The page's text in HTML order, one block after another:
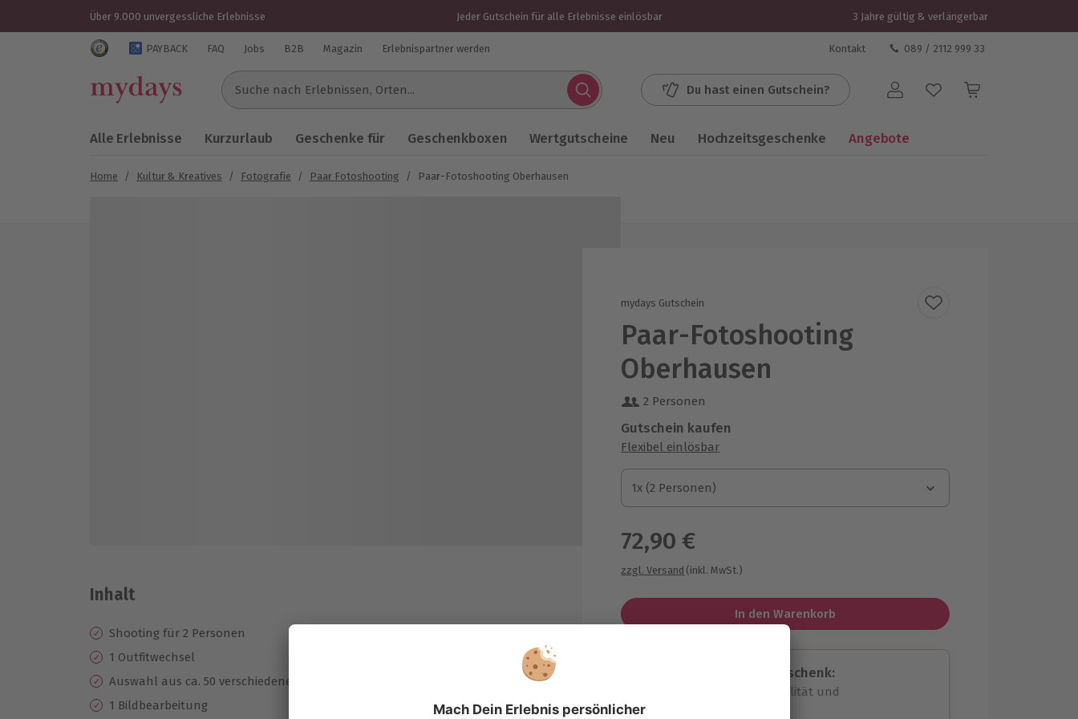
Über 9.000 unvergessliche Erlebnisse Jeder Gutschein für alle Erlebnisse einlösbar 3 Jahre gültig & verlängerbar
Trustedshops Bewertungen für mydays.de
PAYBACK FAQ Jobs B2B Magazin Erlebnispartner werden Kontakt 089 / 2112 999 33
Suche nach Erlebnissen...
Du hast einen Gutschein? Benutzerkonto
Alle Erlebnisse Kurzurlaub Geschenke für Geschenkboxen Wertgutscheine Neu Hochzeitsgeschenke Angebote
Home / Kultur & Kreatives / Fotografie / Paar Fotoshooting / Paar-Fotoshooting Oberhausen
mydays Gutschein
Paar-Fotoshooting
Oberhausen
2 Personen
Gutschein kaufen
Flexibel einlösbar
1x (2 Personen)
1x (2 Personen)
1x (2 Personen)
72,90 €
zzgl. Versand (inkl. MwSt.)
In den Warenkorb
Immer das passende Geschenk:
Große Auswahl, volle Flexibilität und
maximale Sicherheit
Inhalt
Shooting für 2 Personen
1 Outfitwechsel
Auswahl aus ca. 50 verschiedenen Aufnahmen
1 Bildbearbeitung